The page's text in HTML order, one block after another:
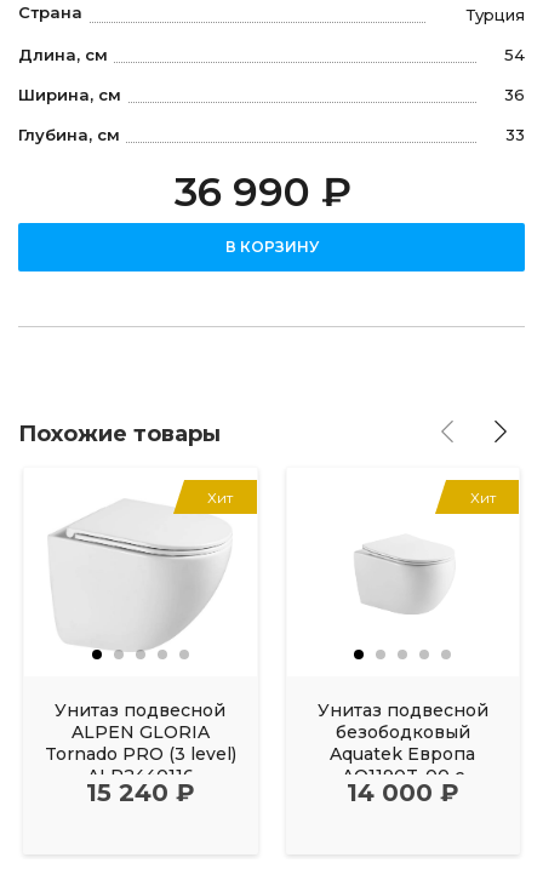
Страна Турция
Длина, см 54
Ширина, см 36
Глубина, см 33
36 990 ₽
В КОРЗИНУ
Похожие товары
Хит
Унитаз подвесной
ALPEN GLORIA
Tornado PRO (3 level)
ALP2440116
15 240 ₽
Хит
Унитаз подвесной
безободковый
Aquatek Европа
AQ1190T-00 с
сиденьем Soft Close
14 000 ₽